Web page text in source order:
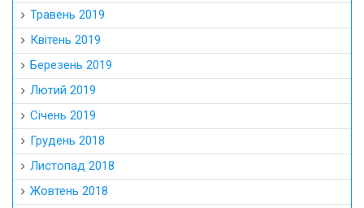
Травень 2019
Квітень 2019
Березень 2019
Лютий 2019
Січень 2019
Грудень 2018
Листопад 2018
Жовтень 2018